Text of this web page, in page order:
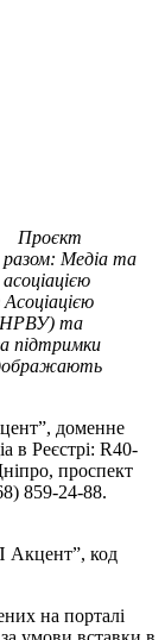
Проєкт
разом: Медіа та
та
підтримки
доменне
в Реєстрі: R40-
проспект
859-24-88.
Акцент”, код
на порталі